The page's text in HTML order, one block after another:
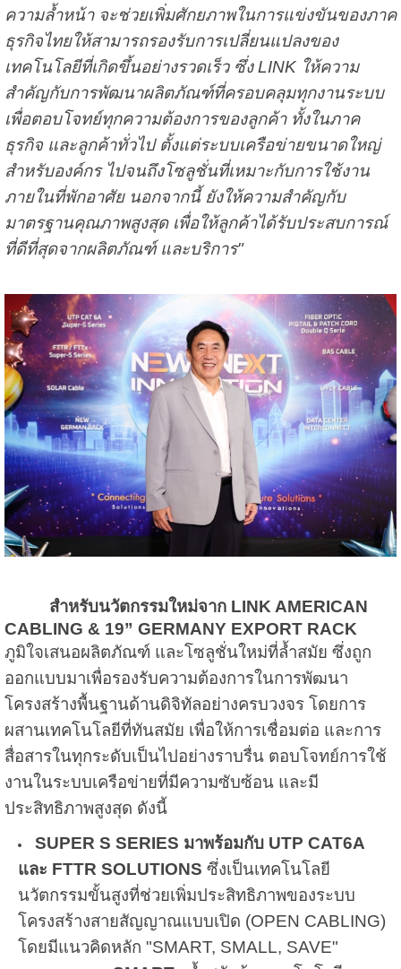
ความล้ำหน้า จะช่วยเพิ่มศักยภาพในการแข่งขันของภาค
ธุรกิจไทยให้สามารถรองรับการเปลี่ยนแปลงของ
เทคโนโลยีที่เกิดขึ้นอย่างรวดเร็ว ซึ่ง LINK ให้ความ
สำคัญกับการพัฒนาผลิตภัณฑ์ที่ครอบคลุมทุกงานระบบ
เพื่อตอบโจทย์ทุกความต้องการของลูกค้า ทั้งในภาค
ธุรกิจ และลูกค้าทั่วไป ตั้งแต่ระบบเครือข่ายขนาดใหญ่
สำหรับองค์กร ไปจนถึงโซลูชั่นที่เหมาะกับการใช้งาน
ภายในที่พักอาศัย นอกจากนี้ ยังให้ความสำคัญกับ
มาตรฐานคุณภาพสูงสุด เพื่อให้ลูกค้าได้รับประสบการณ์
ที่ดีที่สุดจากผลิตภัณฑ์ และบริการ"
สำหรับนวัตกรรมใหม่จาก LINK AMERICAN
CABLING & 19” GERMANY EXPORT RACK
ภูมิใจเสนอผลิตภัณฑ์ และโซลูชั่นใหม่ที่ล้ำสมัย ซึ่งถูก
ออกแบบมาเพื่อรองรับความต้องการในการพัฒนา
โครงสร้างพื้นฐานด้านดิจิทัลอย่างครบวงจร โดยการ
ผสานเทคโนโลยีที่ทันสมัย เพื่อให้การเชื่อมต่อ และการ
สื่อสารในทุกระดับเป็นไปอย่างราบรื่น ตอบโจทย์การใช้
งานในระบบเครือข่ายที่มีความซับซ้อน และมี
ประสิทธิภาพสูงสุด ดังนี้
SUPER S SERIES มาพร้อมกับ UTP CAT6A
และ FTTR SOLUTIONS ซึ่งเป็นเทคโนโลยี
นวัตกรรมขั้นสูงที่ช่วยเพิ่มประสิทธิภาพของระบบ
โครงสร้างสายสัญญาณแบบเปิด (OPEN CABLING)
โดยมีแนวคิดหลัก "SMART, SMALL, SAVE"